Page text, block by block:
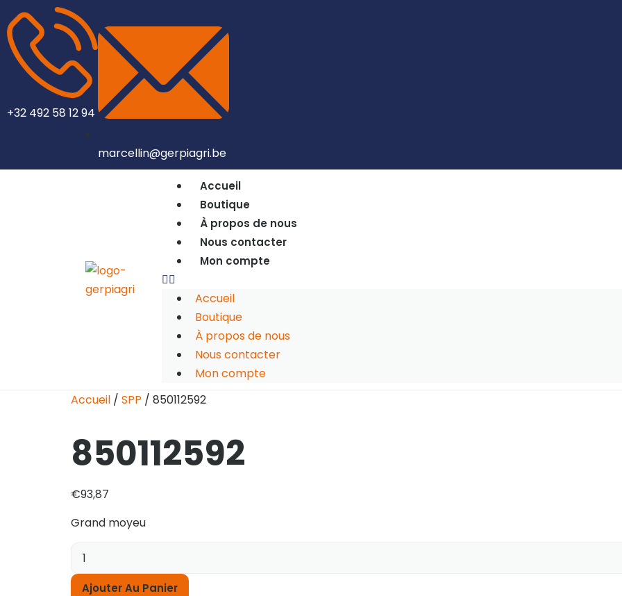
+32 492 58 12 94
marcellin@gerpiagri.be
Accueil
Boutique
À propos de nous
Nous contacter
Mon compte
Accueil
Boutique
À propos de nous
Nous contacter
Mon compte
Accueil / SPP / 850112592
850112592
€93,87
Grand moyeu
Ajouter Au Panier